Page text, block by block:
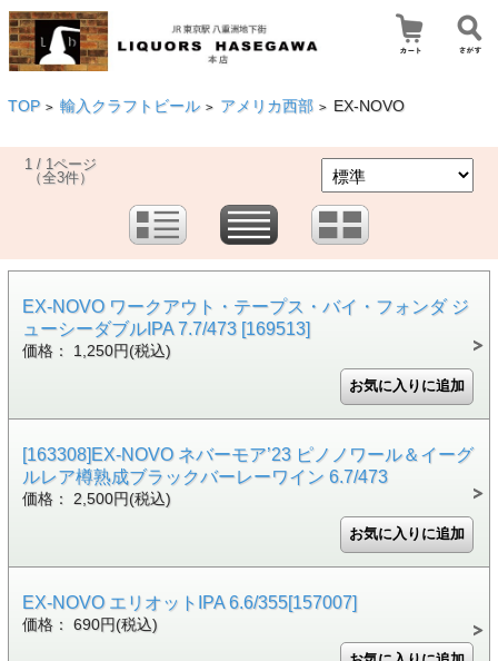
TOP > 輸入クラフトビール > アメリカ西部 > EX-NOVO
1 / 1ページ
（全3件）
EX-NOVO ワークアウト・テープス・バイ・フォンダ ジ
ューシーダブルIPA 7.7/473 [169513]
価格： 1,250円(税込)
[163308]EX-NOVO ネバーモア’23 ピノノワール＆イーグ
ルレア樽熟成ブラックバーレーワイン 6.7/473
価格： 2,500円(税込)
EX-NOVO エリオットIPA 6.6/355[157007]
価格： 690円(税込)